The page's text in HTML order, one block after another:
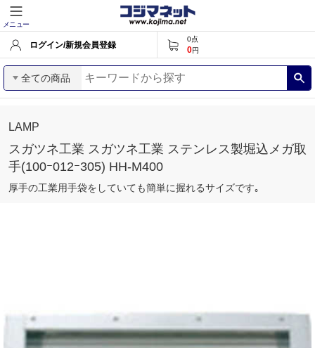
メニュー
ログイン/新規会員登録
0点
0円
全ての商品
LAMP
スガツネ工業 スガツネ工業 ステンレス製堀込メガ取
手(100ｰ012ｰ305) HH-M400
厚手の工業用手袋をしていても簡単に握れるサイズです｡